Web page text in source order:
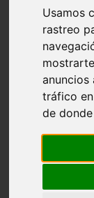
Usamos
rastreo
anuncios
tráfico
de
amy
anne marie
aretha
ariana grande
atb
ava max
avicii
backstreet
bastille
bebe rexha
benson boone